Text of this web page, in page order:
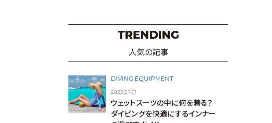
TRENDING
人気の記事
DIVING EQUIPMENT
2022.07.01
ウェットスーツの中に何を着る？
ダイビングを快適にするインナー